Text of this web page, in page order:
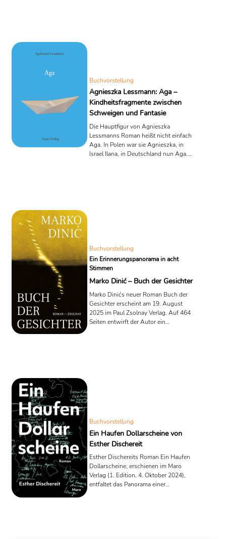
Buchvorstellung
Agnieszka Lessmann: Aga –
Kindheitsfragmente zwischen
Schweigen und Fantasie
Die Hauptfigur von Agnieszka
Lessmanns Roman heißt nicht einfach
Aga. In Polen war sie Agnieszka, in
Israel Ilana, in Deutschland nun Aga.
Herkunftsversprechen, sondern eine
Art wandernder ...
Buchvorstellung
Ein Erinnerungspanorama in acht
Stimmen
Marko Dinić – Buch der Gesichter
Marko Dinićs neuer Roman Buch der
Gesichter erscheint am 19. August
2025 im Paul Zsolnay Verlag. Auf 464
Seiten entwirft der Autor ein
Buchvorstellung
Ein Haufen Dollarscheine von
Esther Dischereit
Esther Dischereits Roman Ein Haufen
Dollarscheine, erschienen im Maro
Verlag (1. Edition, 4. Oktober 2024),
entfaltet das Panorama einer